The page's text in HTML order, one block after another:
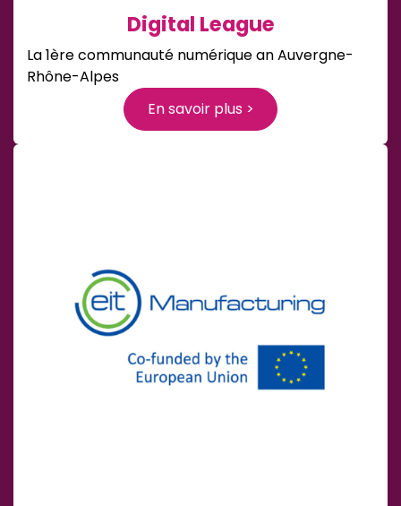
Digital League
La 1ère communauté numérique an Auvergne-
Rhône-Alpes
En savoir plus >